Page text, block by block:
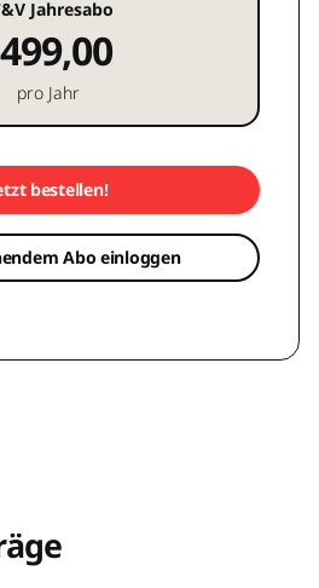
Jahresabo
499,00
pro Jahr
bestellen!
Abo einloggen